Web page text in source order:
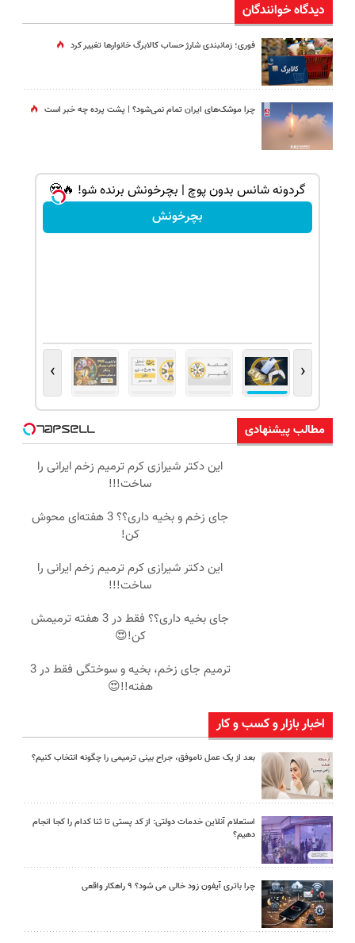
دیدگاه خوانندگان
فوری؛ زمانبندی‌ شارژ حساب کالابرگ خانوارها تغییر کرد
چرا موشک‌های ایران تمام نمی‌شود؟ | پشت پرده چه خبر است
گردونه شانس بدون پوچ | بچرخونش برنده شو! 🔥😍
بچرخونش
‹
›
مطالب پیشنهادی
این دکتر شیرازی کرم ترمیم زخم ایرانی را
ساخت!!!
جای زخم و بخیه داری؟؟ 3 هفته‌ای محوش
کن!
این دکتر شیرازی کرم ترمیم زخم ایرانی را
ساخت!!!
جای بخیه داری؟؟ فقط در 3 هفته ترمیمش
کن!😍
ترمیم جای زخم، بخیه و سوختگی فقط در 3
هفته!!😍
اخبار بازار و کسب و کار
بعد از یک عمل ناموفق، جراح بینی ترمیمی را چگونه انتخاب کنیم؟
استعلام آنلاین خدمات دولتی: از کد پستی تا ثنا کدام را کجا انجام
دهیم؟
چرا باتری آیفون زود خالی می شود؟ ۹ راهکار واقعی